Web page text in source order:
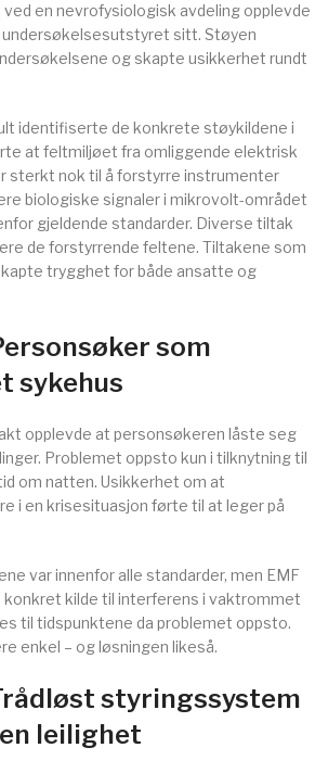
en nevrofysiologisk avdeling opplevde
undersøkelsesutstyret sitt. Støyen
og skapte usikkerhet rundt
identifiserte de konkrete støykildene i
at feltmiljøet fra omliggende elektrisk
sterkt nok til å forstyrre instrumenter
biologiske signaler i mikrovolt-området
gjeldende standarder. Diverse tiltak
de forstyrrende feltene. Tiltakene som
trygghet for både ansatte og
som
sykehus
opplevde at personsøkeren låste seg
Problemet oppsto kun i tilknytning til
om natten. Usikkerhet om at
i en krisesituasjon førte til at leger på
var innenfor alle standarder, men EMF
kilde til interferens i vaktrommet
til tidspunktene da problemet oppsto.
enkel – og løsningen likeså.
styringssystem
leilighet